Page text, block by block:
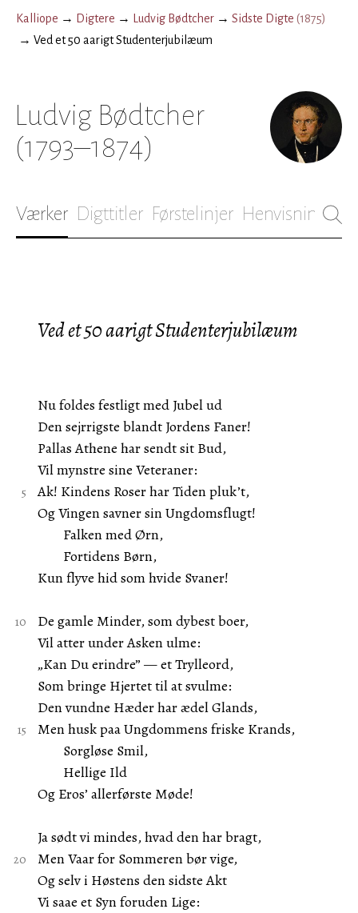
Kalliope → Digtere → Ludvig Bødtcher → Sidste Digte (1875)
→ Ved et 50 aarigt Studenterjubilæum
Ludvig Bødtcher
(1793–1874)
Værker Digttitler Førstelinjer Henvisninger
Ved et 50 aarigt Studenterjubilæum
Nu foldes festligt med Jubel ud
Den sejrrigste blandt Jordens Faner!
Pallas Athene har sendt sit Bud,
Vil mynstre sine Veteraner:
Ak! Kindens Roser har Tiden pluk’t,
Og Vingen savner sin Ungdomsflugt!
Falken med Ørn,
Fortidens Børn,
Kun flyve hid som hvide Svaner!
De gamle Minder, som dybest boer,
Vil atter under Asken ulme:
„Kan Du erindre” — et Trylleord,
Som bringe Hjertet til at svulme:
Den vundne Hæder har ædel Glands,
Men husk paa Ungdommens friske Krands,
Sorgløse Smil,
Hellige Ild
Og Eros’ allerførste Møde!
Ja sødt vi mindes, hvad den har bragt,
Men Vaar for Sommeren bør vige,
Og selv i Høstens den sidste Akt
Vi saae et Syn foruden Lige: